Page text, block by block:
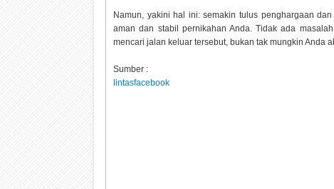
Namun, yakini hal ini: semakin tulus penghargaan
aman dan stabil pernikahan Anda. Tidak ada
mencari jalan keluar tersebut, bukan tak mungkin Anda
Sumber :
lintasfacebook